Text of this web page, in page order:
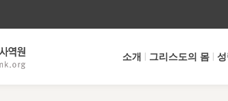
소개 그리스도의 몸